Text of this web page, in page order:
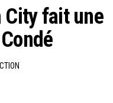
City fait une